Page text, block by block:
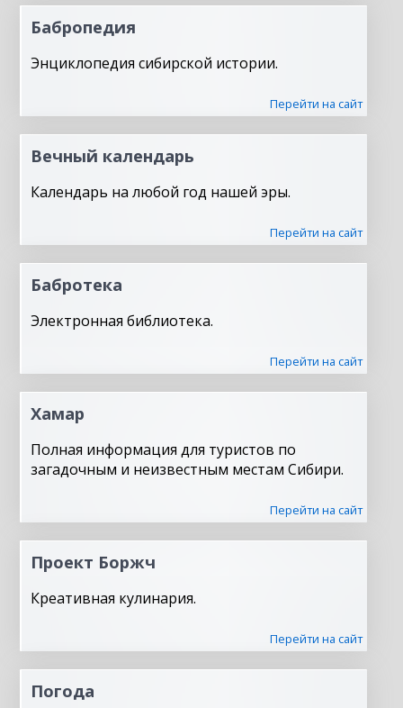
Бабропедия
Энциклопедия сибирской истории.
Перейти на сайт
Вечный календарь
Календарь на любой год нашей эры.
Перейти на сайт
Бабротека
Электронная библиотека.
Перейти на сайт
Хамар
Полная информация для туристов по
загадочным и неизвестным местам Сибири.
Перейти на сайт
Проект Боржч
Креативная кулинария.
Перейти на сайт
Погода